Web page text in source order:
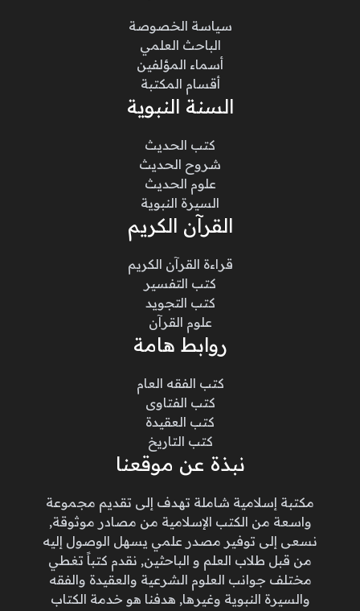
سياسة الخصوصة
الباحث العلمي
أسماء المؤلفين
أقسام المكتبة
السنة النبوية
كتب الحديث
شروح الحديث
علوم الحديث
السيرة النبوية
القرآن الكريم
قراءة القرآن الكريم
كتب التفسير
كتب التجويد
علوم القرآن
روابط هامة
كتب الفقه العام
كتب الفتاوى
كتب العقيدة
كتب التاريخ
نبذة عن موقعنا
مكتبة إسلامية شاملة تهدف إلى تقديم مجموعة
واسعة من الكتب الإسلامية من مصادر موثوقة,
نسعى إلى توفير مصدر علمي يسهل الوصول إليه
من قبل طلاب العلم و الباحثين, نقدم كتباً تغطي
مختلف جوانب العلوم الشرعية والعقيدة والفقه
والسيرة النبوية وغيرها, هدفنا هو خدمة الكتاب